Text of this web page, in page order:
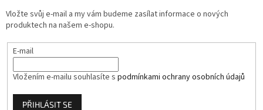
Vložte svůj e-mail a my vám budeme zasílat informace o nových
produktech na našem e-shopu.
E-mail
Vložením e-mailu souhlasíte s podmínkami ochrany osobních údajů
PŘIHLÁSIT SE